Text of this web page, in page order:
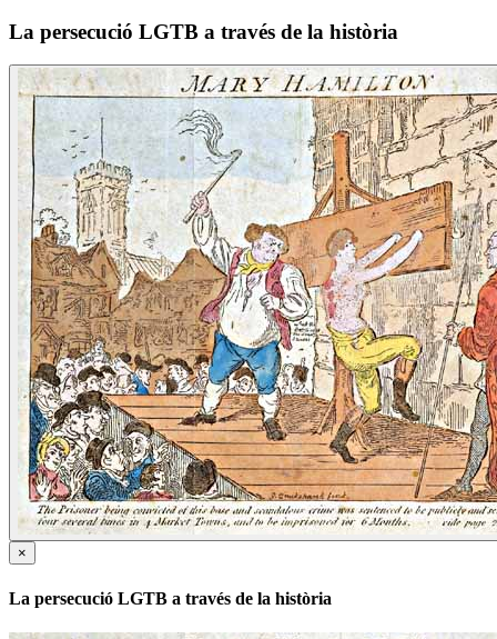
La persecució LGTB a través de la història
×
La persecució LGTB a través de la història